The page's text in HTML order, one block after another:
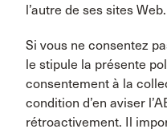
l’autre de ses sites Web.
Si vous ne consentez
le stipule la présente
consentement à la
condition d’en aviser
rétroactivement. Il